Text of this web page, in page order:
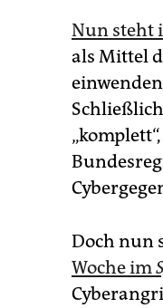
Nun steht
als Mittel
Doch nun
Woche im